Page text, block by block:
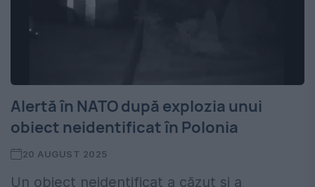
Alertă în NATO după explozia unui
obiect neidentificat în Polonia
20 AUGUST 2025
Un obiect neidentificat a căzut și a